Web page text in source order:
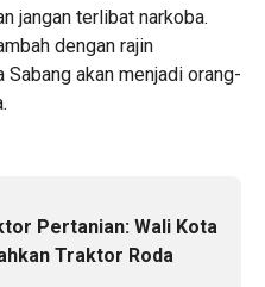
jangan terlibat narkoba.
dengan rajin
akan menjadi orang-
Pertanian: Wali Kota
Traktor Roda